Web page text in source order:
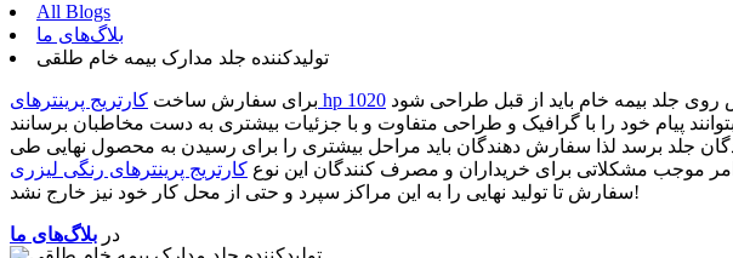
All Blogs
بلاگ‌های ما
تولیدکننده جلد مدارک بیمه خام طلقی
برای سفارش ساخت کارتریج پرینترهای hp 1020
جلد برسد لذا سفارش دهندگان باید مراحل بیشتری را برای رسیدن به محصول نهایی طی
موجب مشکلاتی برای خریداران و مصرف کنندگان این نوع
سفارش تا تولید نهایی را به این مراکز سپرد و حتی از محل کار خود نیز خارج نشد!
در بلاگ‌های ما